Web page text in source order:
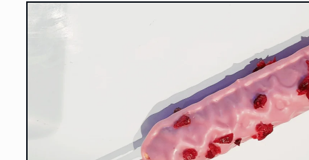
Ga direct naar
productinformatie